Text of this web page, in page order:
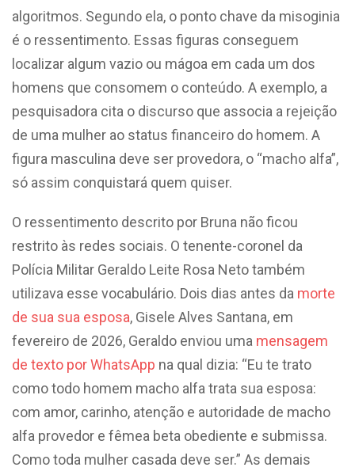
algoritmos. Segundo ela, o ponto chave da misoginia
é o ressentimento. Essas figuras conseguem
localizar algum vazio ou mágoa em cada um dos
homens que consomem o conteúdo. A exemplo, a
pesquisadora cita o discurso que associa a rejeição
de uma mulher ao status financeiro do homem. A
figura masculina deve ser provedora, o “macho alfa”,
só assim conquistará quem quiser.
O ressentimento descrito por Bruna não ficou
restrito às redes sociais. O tenente-coronel da
Polícia Militar Geraldo Leite Rosa Neto também
utilizava esse vocabulário. Dois dias antes da morte
de sua sua esposa, Gisele Alves Santana, em
fevereiro de 2026, Geraldo enviou uma mensagem
de texto por WhatsApp na qual dizia: “Eu te trato
como todo homem macho alfa trata sua esposa:
com amor, carinho, atenção e autoridade de macho
alfa provedor e fêmea beta obediente e submissa.
Como toda mulher casada deve ser.” As demais